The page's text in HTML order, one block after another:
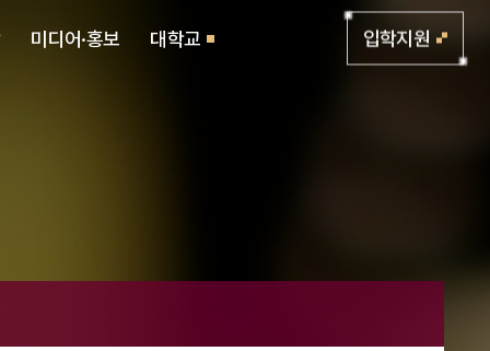
미디어·홍보 대학교 입학지원